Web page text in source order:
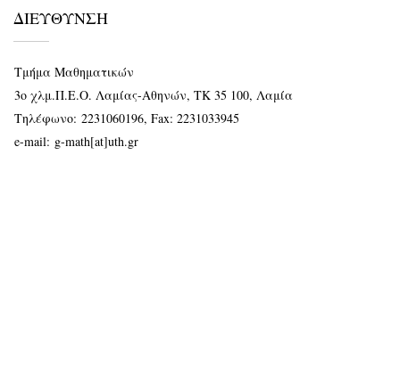
ΔΙΕΥΘΥΝΣΗ
Τμήμα Μαθηματικών
3ο χλμ.Π.Ε.Ο. Λαμίας-Αθηνών, ΤΚ 35 100, Λαμία
Τηλέφωνο: 2231060196, Fax: 2231033945
e-mail: g-math[at]uth.gr